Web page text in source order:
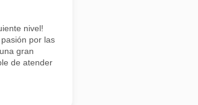
nivel!
por las
gran
de atender